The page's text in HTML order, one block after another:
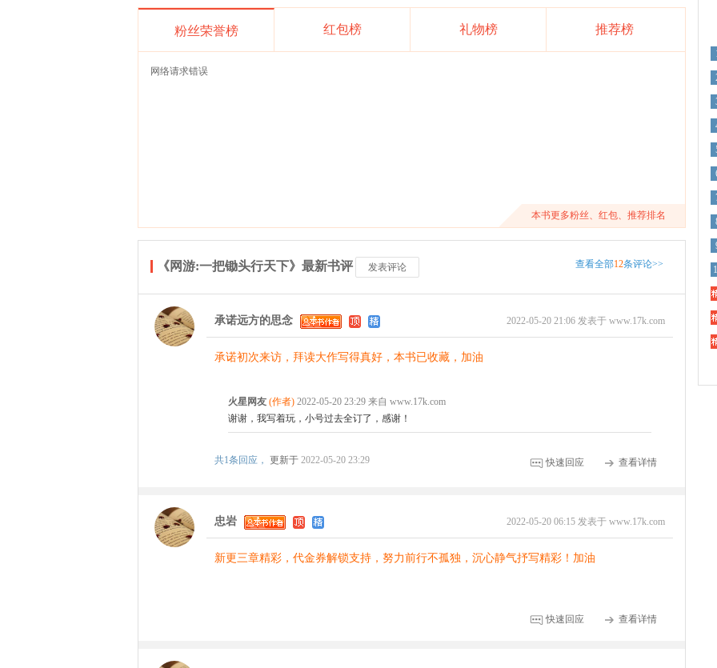
粉丝荣誉榜 红包榜 礼物榜 推荐榜
网络请求错误
本书更多粉丝、红包、推荐排名
查看全部12条评论>>
《网游:一把锄头行天下》最新书评 发表评论
2022-05-20 21:06 发表于 www.17k.com
承诺远方的思念
承诺初次来访，拜读大作写得真好，本书已收藏，加油
火星网友 (作者) 2022-05-20 23:29 来自 www.17k.com
谢谢，我写着玩，小号过去全订了，感谢！
快速回应 查看详情
共1条回应， 更新于 2022-05-20 23:29
2022-05-20 06:15 发表于 www.17k.com
忠岩
新更三章精彩，代金券解锁支持，努力前行不孤独，沉心静气抒写精彩！加油
快速回应 查看详情
精
精